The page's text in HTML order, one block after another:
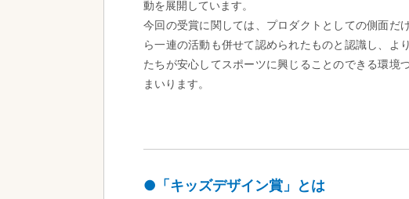
動を展開しています。
今回の受賞に関しては、プロダクトとしての側面だ
ら一連の活動も併せて認められたものと認識し、よ
たちが安心してスポーツに興じることのできる環境
まいります。
●「キッズデザイン賞」とは